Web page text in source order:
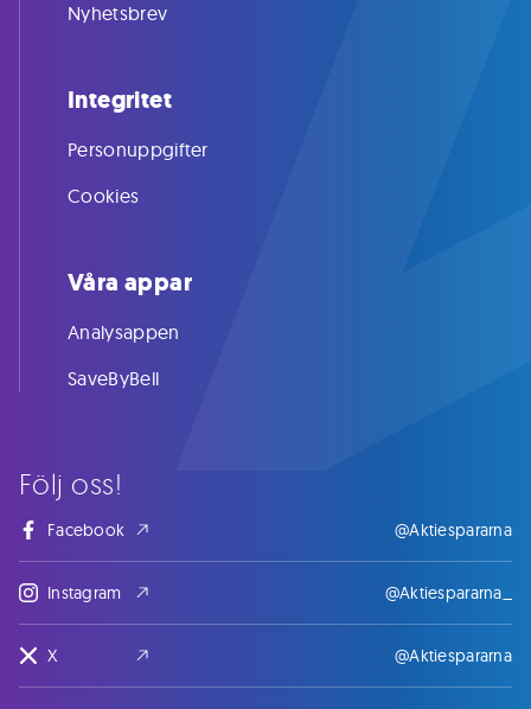
Följ oss!
Facebook @Aktiespararna
Instagram @Aktiespararna_
X @Aktiespararna
Nyhetsbrev
Integritet
Personuppgifter
Cookies
Våra appar
Analysappen
SaveByBell